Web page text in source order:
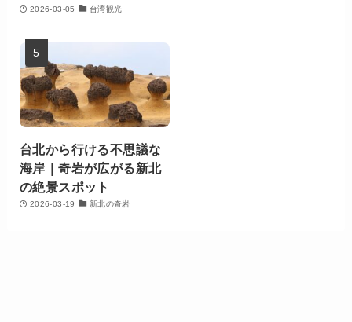
2026-03-05 台湾観光
台北から行ける不思議な
海岸｜奇岩が広がる新北
の絶景スポット
2026-03-19 新北の奇岩